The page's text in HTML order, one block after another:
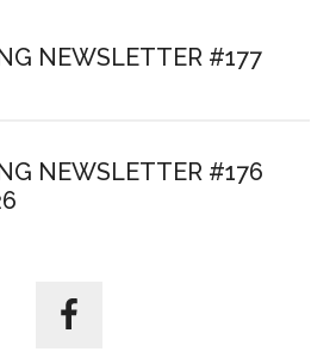
NEWSLETTER #177
NEWSLETTER #176